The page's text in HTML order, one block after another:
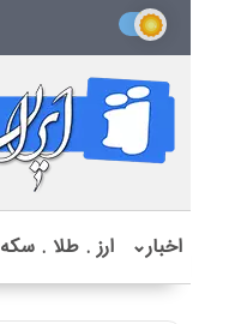
اخبار⌄ ارز . طلا . سکه